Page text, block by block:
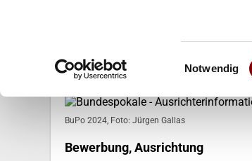
Notwendig
Bundespokale -
BuPo 2024, Foto: Jürgen Gallas
Bewerbung, Ausrichtung